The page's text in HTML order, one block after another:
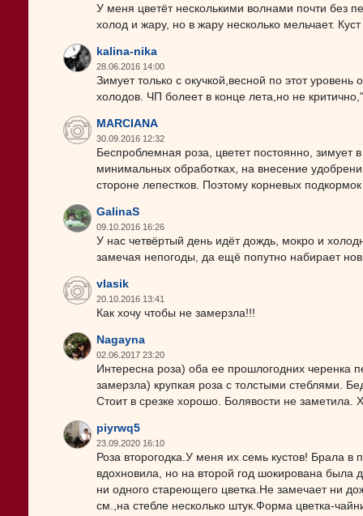
У меня цветёт несколькими волнами почти без
холод и жару, но в жару несколько мельчает.
kalina-nika
28.06.2016 14:00
Зимует только с окучкой,весной по этот
холодов. ЧП болеет в конце лета,но не
MARCIANA
30.09.2016 12:32
Беспроблемная роза, цветет постоянно, зимует
минимальных обработках, на внесение
стороне лепестков. Поэтому корневых
GalinaS
09.10.2016 16:26
У нас четвёртый день идёт дождь, мокро и
замечая непогоды, да ещё попутно набирает
vlasik
20.10.2016 13:41
Как хочу чтобы не замерзла!!!
Nagayna
02.06.2017 23:20
Интересна роза) оба ее прошлогодних черенка
замерзла) крупкая роза с толстыми стеблями.
Стоит в срезке хорошо. Болявости не
piyrwq5
23.09.2020 16:10
Роза второгодка.У меня их семь кустов! Брала
вдохновила, но на второй год шокирована
ни одного стареющего цветка.Не замечает ни
см.,на стебле несколько штук.Форма цветка-